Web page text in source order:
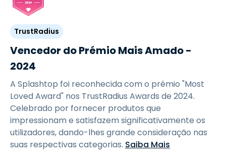
TrustRadius
Vencedor do Prémio Mais Amado -
2024
A Splashtop foi reconhecida com o prémio "Most
Loved Award" nos TrustRadius Awards de 2024.
Celebrado por fornecer produtos que
impressionam e satisfazem significativamente os
utilizadores, dando-lhes grande consideração nas
suas respectivas categorias. Saiba Mais